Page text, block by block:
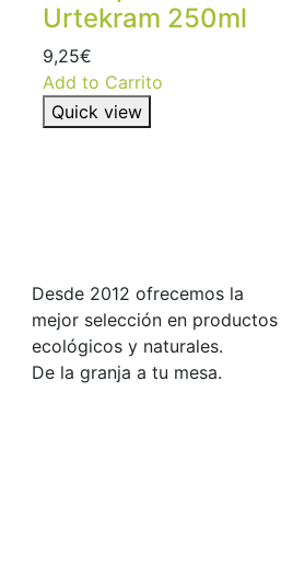
Urtekram 250ml
9,25€
Add to Carrito
Quick view
Desde 2012 ofrecemos la
mejor selección en productos
ecológicos y naturales.
De la granja a tu mesa.